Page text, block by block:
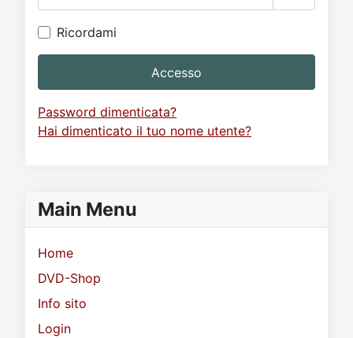
Mostra
Ricordami
Accesso
Password dimenticata?
Hai dimenticato il tuo nome utente?
Main Menu
Home
DVD-Shop
Info sito
Login